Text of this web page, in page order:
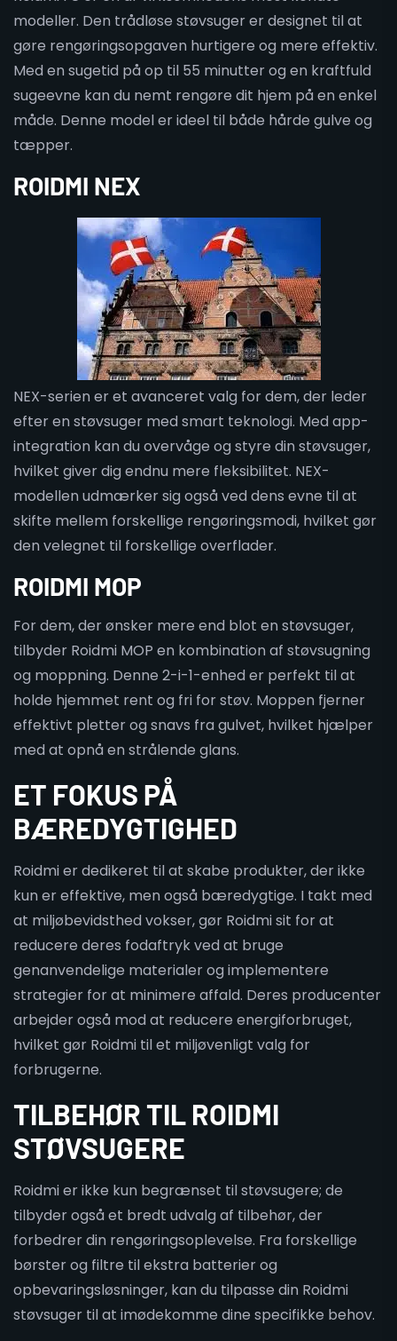
modeller. Den trådløse støvsuger er designet til at
gøre rengøringsopgaven hurtigere og mere effektiv.
Med en sugetid på op til 55 minutter og en kraftfuld
sugeevne kan du nemt rengøre dit hjem på en enkel
måde. Denne model er ideel til både hårde gulve og
tæpper.
ROIDMI NEX
NEX-serien er et avanceret valg for dem, der leder
efter en støvsuger med smart teknologi. Med app-
integration kan du overvåge og styre din støvsuger,
hvilket giver dig endnu mere fleksibilitet. NEX-
modellen udmærker sig også ved dens evne til at
skifte mellem forskellige rengøringsmodi, hvilket gør
den velegnet til forskellige overflader.
ROIDMI MOP
For dem, der ønsker mere end blot en støvsuger,
tilbyder Roidmi MOP en kombination af støvsugning
og moppning. Denne 2-i-1-enhed er perfekt til at
holde hjemmet rent og fri for støv. Moppen fjerner
effektivt pletter og snavs fra gulvet, hvilket hjælper
med at opnå en strålende glans.
ET FOKUS PÅ
BÆREDYGTIGHED
Roidmi er dedikeret til at skabe produkter, der ikke
kun er effektive, men også bæredygtige. I takt med
at miljøbevidsthed vokser, gør Roidmi sit for at
reducere deres fodaftryk ved at bruge
genanvendelige materialer og implementere
strategier for at minimere affald. Deres producenter
arbejder også mod at reducere energiforbruget,
hvilket gør Roidmi til et miljøvenligt valg for
forbrugerne.
TILBEHØR TIL ROIDMI
STØVSUGERE
Roidmi er ikke kun begrænset til støvsugere; de
tilbyder også et bredt udvalg af tilbehør, der
forbedrer din rengøringsoplevelse. Fra forskellige
børster og filtre til ekstra batterier og
opbevaringsløsninger, kan du tilpasse din Roidmi
støvsuger til at imødekomme dine specifikke behov.